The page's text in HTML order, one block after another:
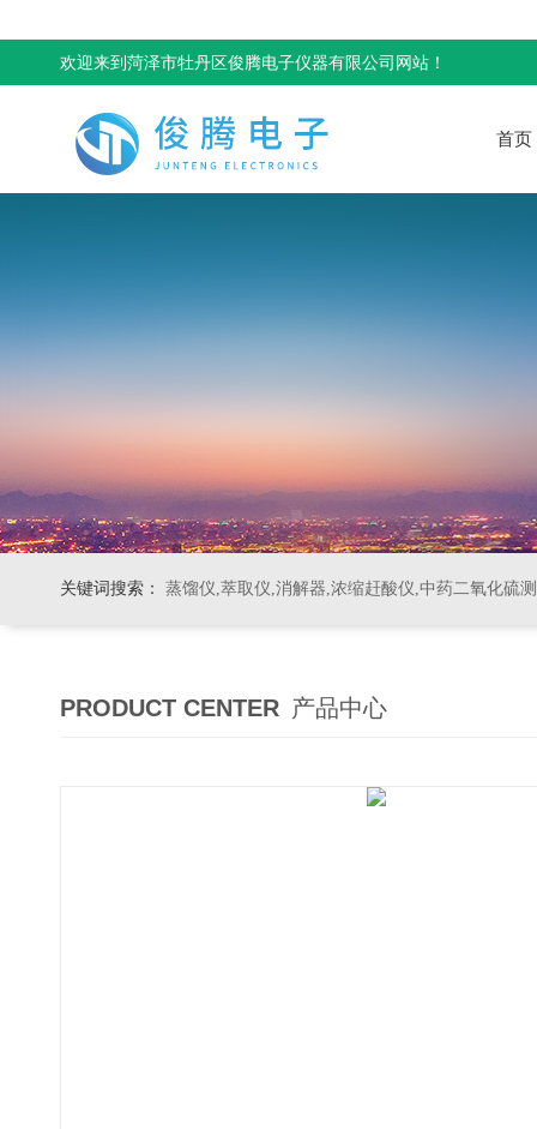
欢迎来到菏泽市牡丹区俊腾电子仪器有限公司网站！
首页
关键词搜索： 蒸馏仪,萃取仪,消解器,浓缩赶酸仪,中药二氧化硫
PRODUCT CENTER 产品中心